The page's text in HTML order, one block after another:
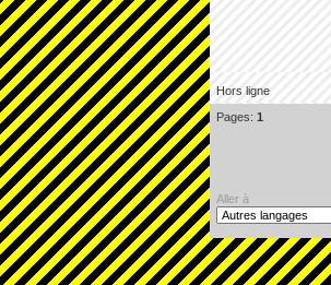
Hors ligne
Pages: 1
Aller à